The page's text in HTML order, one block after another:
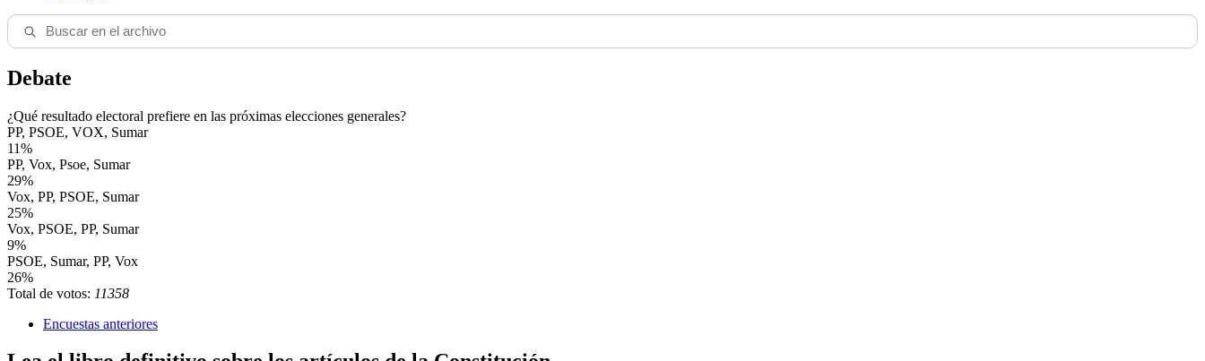
Debate
¿Qué resultado electoral prefiere en las próximas elecciones generales?
PP, PSOE, VOX, Sumar
11%
PP, Vox, Psoe, Sumar
29%
Vox, PP, PSOE, Sumar
25%
Vox, PSOE, PP, Sumar
9%
PSOE, Sumar, PP, Vox
26%
Total de votos: 11358
Encuestas anteriores